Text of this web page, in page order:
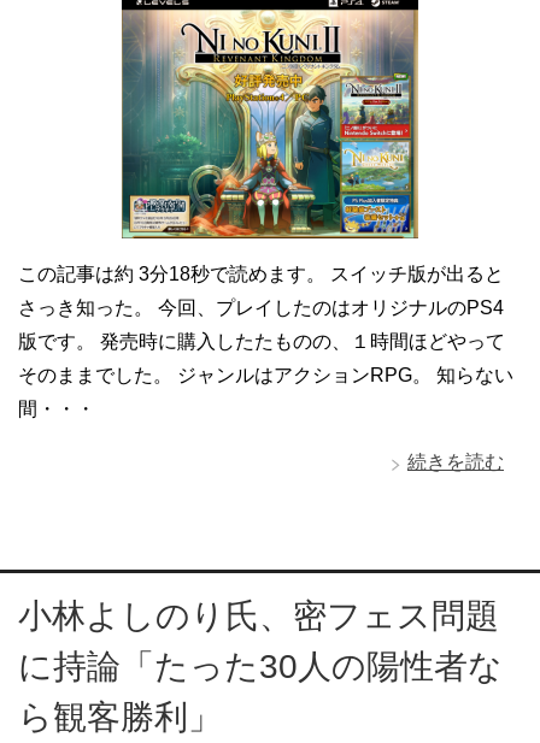
この記事は約 3分18秒で読めます。 スイッチ版が出ると
さっき知った。 今回、プレイしたのはオリジナルのPS4
版です。 発売時に購入したたものの、１時間ほどやって
そのままでした。 ジャンルはアクションRPG。 知らない
間・・・
続きを読む
小林よしのり氏、密フェス問題
に持論「たった30人の陽性者な
ら観客勝利」